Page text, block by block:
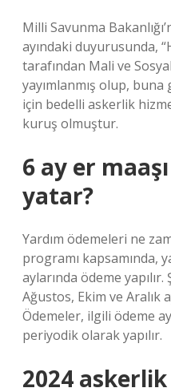
Milli Savunma
ayındaki duyurusunda,
tarafından Mali ve
yayımlanmış olup, buna
için bedelli askerlik
kuruş olmuştur.
6 ay er
yatar?
Yardım ödemeleri ne
programı kapsamında,
aylarında ödeme
Ağustos, Ekim ve Aralık
Ödemeler, ilgili ödeme
periyodik olarak yapılır.
2024